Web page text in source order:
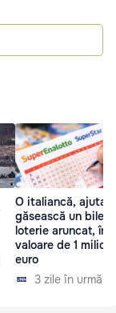
O italiancă,
găsească un bilet
loterie aruncat, în
valoare de 1 milion
euro
3 zile în urmă